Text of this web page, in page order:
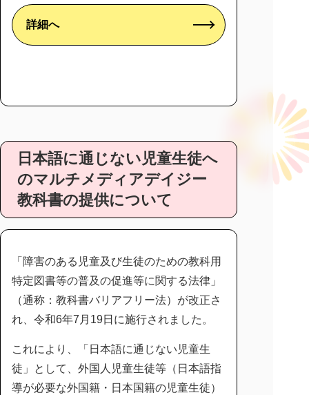
詳細へ
日本語に通じない児童生徒へ
のマルチメディアデイジー
教科書の提供について
「障害のある児童及び生徒のための教科用
特定図書等の普及の促進等に関する法律」
（通称：教科書バリアフリー法）が改正さ
れ、令和6年7月19日に施行されました。
これにより、「日本語に通じない児童生
徒」として、外国人児童生徒等（日本語指
導が必要な外国籍・日本国籍の児童生徒）